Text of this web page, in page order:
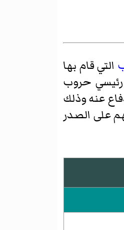
التي قام بها
حروب
عنه وذلك
على الصدر